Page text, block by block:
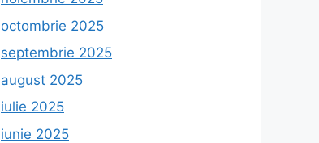
octombrie 2025
septembrie 2025
august 2025
iulie 2025
iunie 2025